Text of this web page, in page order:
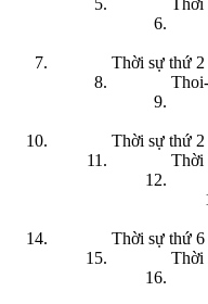
Thời
Thời sự thứ
Thời sự thứ
Thời
Thời sự thứ
Thời